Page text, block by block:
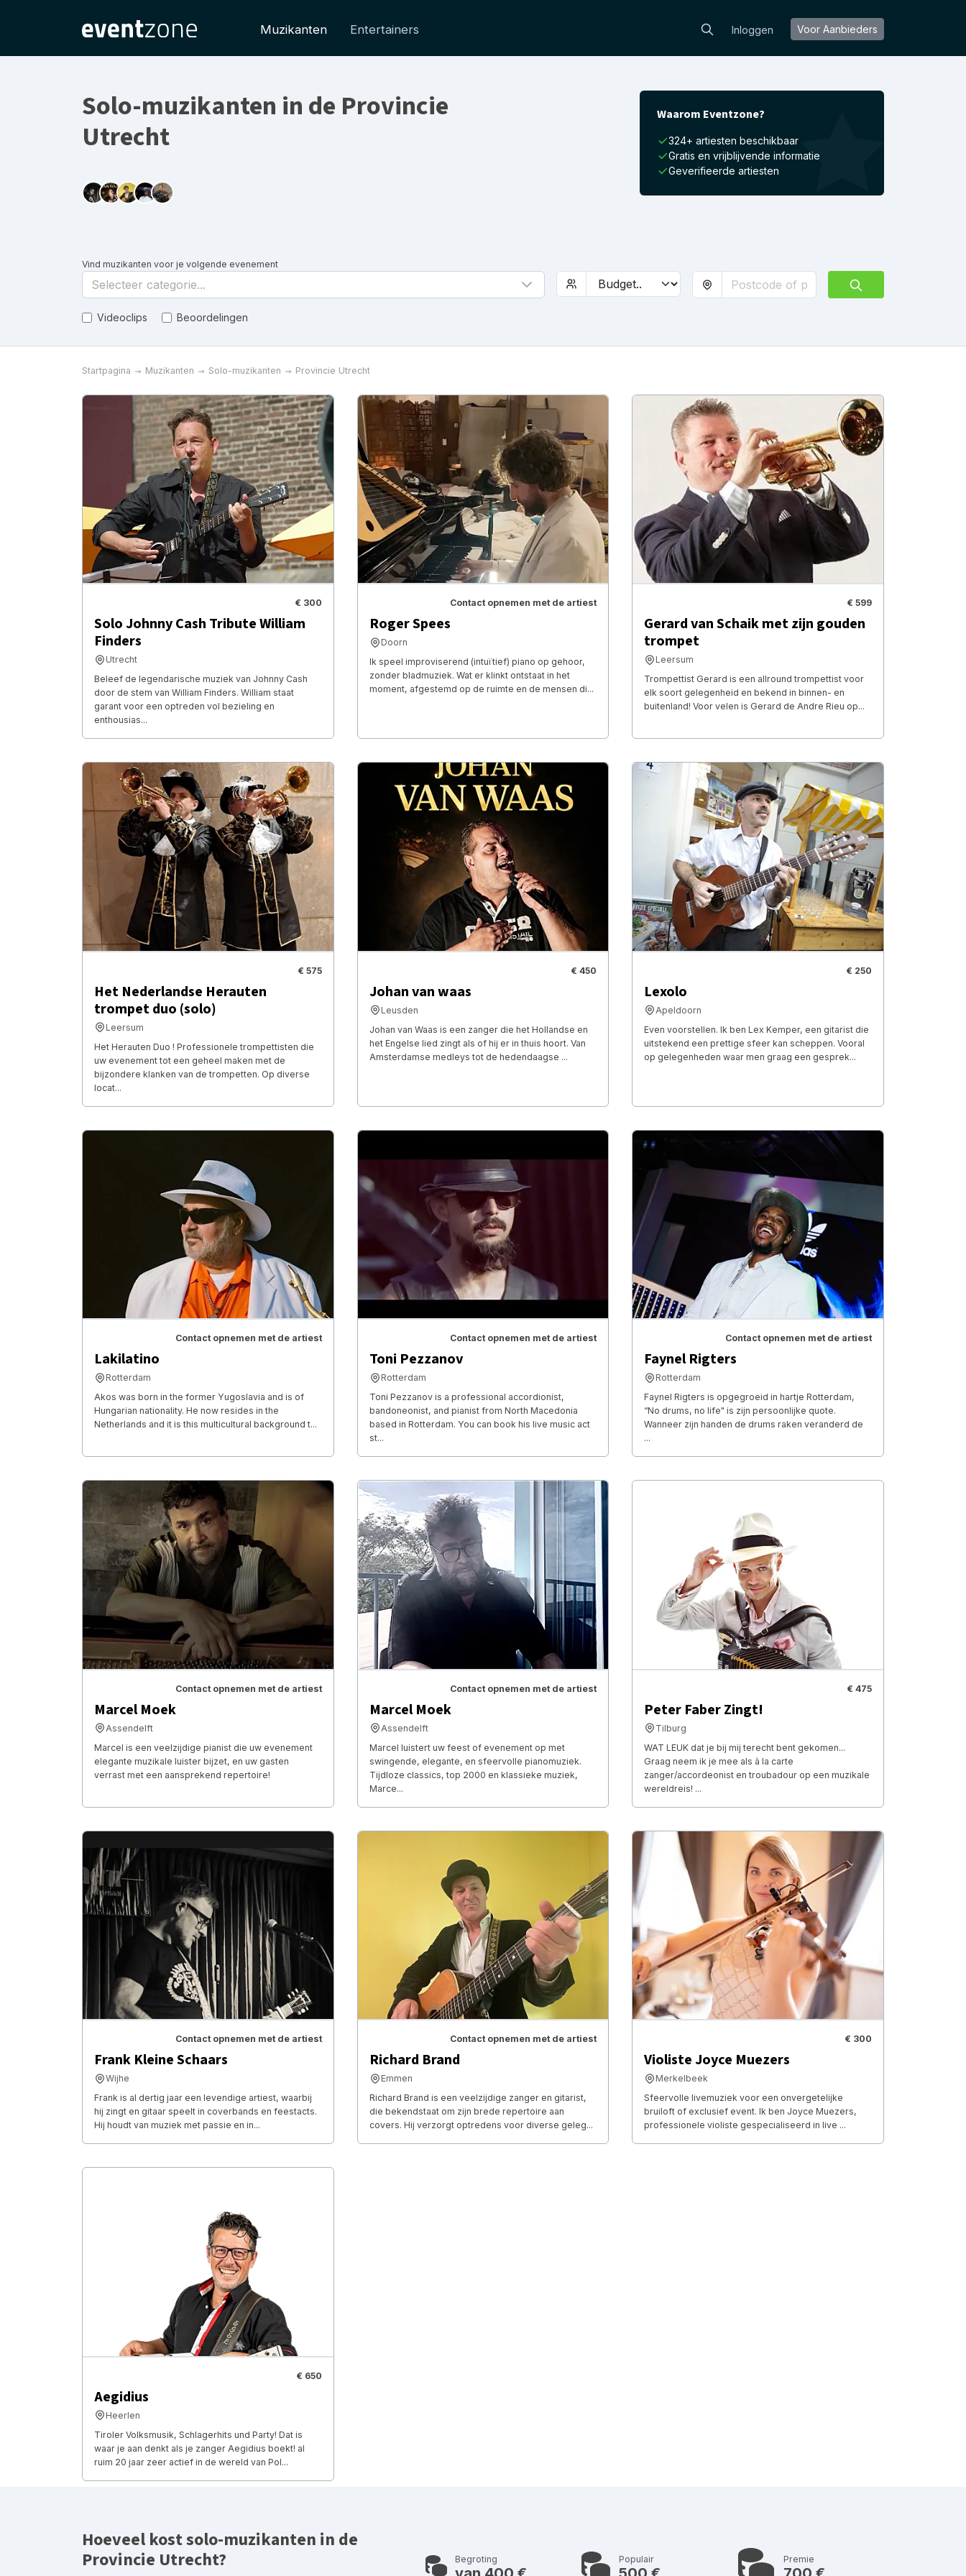
Muzikanten Entertainers Inloggen Voor Aanbieders
Solo-muzikanten in de Provincie
Utrecht
Waarom Eventzone?
324+ artiesten beschikbaar
Gratis en vrijblijvende informatie
Geverifieerde artiesten
Vind muzikanten voor je volgende evenement
Selecteer categorie...
Videoclips Beoordelingen
Startpagina Muzikanten Solo-muzikanten Provincie Utrecht
€ 300
Solo Johnny Cash Tribute William
Finders
Utrecht
Beleef de legendarische muziek van Johnny Cash
door de stem van William Finders. William staat
garant voor een optreden vol bezieling en
enthousias...
Contact opnemen met de artiest
Roger Spees
Doorn
Ik speel improviserend (intuïtief) piano op gehoor,
zonder bladmuziek. Wat er klinkt ontstaat in het
moment, afgestemd op de ruimte en de mensen di...
€ 599
Gerard van Schaik met zijn gouden
trompet
Leersum
Trompettist Gerard is een allround trompettist voor
elk soort gelegenheid en bekend in binnen- en
buitenland! Voor velen is Gerard de Andre Rieu op...
€ 575
Het Nederlandse Herauten
trompet duo (solo)
Leersum
Het Herauten Duo ! Professionele trompettisten die
uw evenement tot een geheel maken met de
bijzondere klanken van de trompetten. Op diverse
locat...
€ 450
Johan van waas
Leusden
Johan van Waas is een zanger die het Hollandse en
het Engelse lied zingt als of hij er in thuis hoort. Van
Amsterdamse medleys tot de hedendaagse ...
€ 250
Lexolo
Apeldoorn
Even voorstellen. Ik ben Lex Kemper, een gitarist die
uitstekend een prettige sfeer kan scheppen. Vooral
op gelegenheden waar men graag een gesprek...
Contact opnemen met de artiest
Lakilatino
Rotterdam
Akos was born in the former Yugoslavia and is of
Hungarian nationality. He now resides in the
Netherlands and it is this multicultural background t...
Contact opnemen met de artiest
Toni Pezzanov
Rotterdam
Toni Pezzanov is a professional accordionist,
bandoneonist, and pianist from North Macedonia
based in Rotterdam. You can book his live music act
st...
Contact opnemen met de artiest
Faynel Rigters
Rotterdam
Faynel Rigters is opgegroeid in hartje Rotterdam,
“No drums, no life" is zijn persoonlijke quote.
Wanneer zijn handen de drums raken veranderd de
...
Contact opnemen met de artiest
Marcel Moek
Assendelft
Marcel is een veelzijdige pianist die uw evenement
elegante muzikale luister bijzet, en uw gasten
verrast met een aansprekend repertoire!
Contact opnemen met de artiest
Marcel Moek
Assendelft
Marcel luistert uw feest of evenement op met
swingende, elegante, en sfeervolle pianomuziek.
Tijdloze classics, top 2000 en klassieke muziek,
Marce...
€ 475
Peter Faber Zingt!
Tilburg
WAT LEUK dat je bij mij terecht bent gekomen...
Graag neem ik je mee als à la carte
zanger/accordeonist en troubadour op een muzikale
wereldreis! ...
Contact opnemen met de artiest
Frank Kleine Schaars
Wijhe
Frank is al dertig jaar een levendige artiest, waarbij
hij zingt en gitaar speelt in coverbands en feestacts.
Hij houdt van muziek met passie en in...
Contact opnemen met de artiest
Richard Brand
Emmen
Richard Brand is een veelzijdige zanger en gitarist,
die bekendstaat om zijn brede repertoire aan
covers. Hij verzorgt optredens voor diverse geleg...
€ 300
Violiste Joyce Muezers
Merkelbeek
Sfeervolle livemuziek voor een onvergetelijke
bruiloft of exclusief event. Ik ben Joyce Muezers,
professionele violiste gespecialiseerd in live ...
€ 650
Aegidius
Heerlen
Tiroler Volksmusik, Schlagerhits und Party! Dat is
waar je aan denkt als je zanger Aegidius boekt! al
ruim 20 jaar zeer actief in de wereld van Pol...
Hoeveel kost solo-muzikanten in de
Provincie Utrecht?
Begroting Populair Premie